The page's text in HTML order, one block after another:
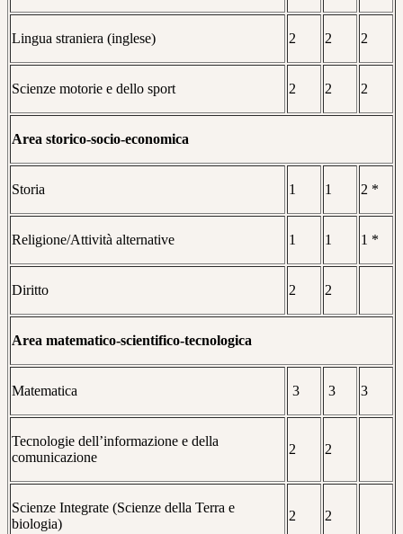
Lingua straniera (inglese) 2 2 2
Scienze motorie e dello sport 2 2 2
Area storico-socio-economica
Storia 1 1 2 *
Religione/Attività alternative 1 1 1 *
Diritto 2 2
Area matematico-scientifico-tecnologica
Matematica 3 3 3
Tecnologie dell’informazione e della
comunicazione
2 2
Scienze Integrate (Scienze della Terra e
biologia)
2 2